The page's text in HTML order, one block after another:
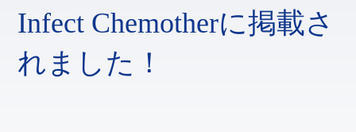
Infect Chemotherに掲載さ
れました！